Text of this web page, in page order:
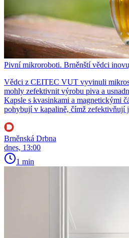
Pivní mikroroboti. Brněnští vědci
Vědci z CEITEC VUT vyvinuli
mohly zefektivnit výrobu piva a
Kapsle s kvasinkami a magnetickými
pohybují v kapalině, čímž zefektivňují
Brněnská Drbna
dnes, 13:00
1 min